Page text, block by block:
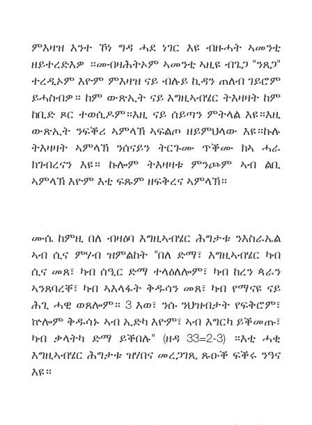
ምእዛዝ እንተ ኾነ ግዳ ሓደ ነገር እዩ ብዙሓት ኣመንቲ
ዘይተረድእዎ ።መብዛሕትኦም ኣመንቲ ኣዚዩ ብጌጋ "ንጸጋ"
ተረዲኦም እዮም ምእዛዝ ናይ ብሉይ ኪዳን ጠለብ ገይሮም
ይሓስብዎ። ከም ውጽኢት ናይ እግዚኣብሄር ትእዛዛት ከም
ከቢድ ጾር ተወሲዶም።እዚ ናይ ሰይጣን ምትላል እዩ።እዚ
ውጽኢት ንፍቕሪ ኣምላኽ ኣፍልጦ ዘይምህላው እዩ።ኩሉ
ትእዛዛት ኣምላኽ ንሰናይን ትርጉሙ ጥቕሙ ክኣ ሓራ
ክገብረናን እዩ። ኩሎም ትእዛዛቱ ምንጮም ኣብ ልቢ
ኣምላኽ እዮም እቲ ፍጹም ዘፍቅረና ኣምላኽ።
ሙሴ ከምዚ በለ ብዛዕባ እግዚኣብሄር ሕግታቱ ንእስራኤል
ኣብ ሲና ምሃብ ዝምልከት "በለ ድማ፣ እግዚኣብሄር ካብ
ሲና መጸ፣ ካብ ሰዒር ድማ ተላዕለሎም፣ ካብ ከረን ጳራን
ኣንጸባረቐ፣ ካብ ኣእላፋት ቅዱሳን መጸ፣ ካብ የማናዩ ናይ
ሕጊ ሓዊ ወጸሎም። 3 እወ፣ ንሱ ንህዝብታት የፍቅሮም፣
ኵሎም ቅዱሳኑ ኣብ ኢድካ እዮም፣ ኣብ እግርካ ይቕመጡ፣
ካብ ቃላትካ ድማ ይቕበሉ" (ዘዳ 33=2-3) ።እቲ ሓቂ
እግዚኣብሄር ሕግታቱ ዝሃበና መረጋገጺ ጹዑቕ ፍቕሩ ንዓና
እዩ።